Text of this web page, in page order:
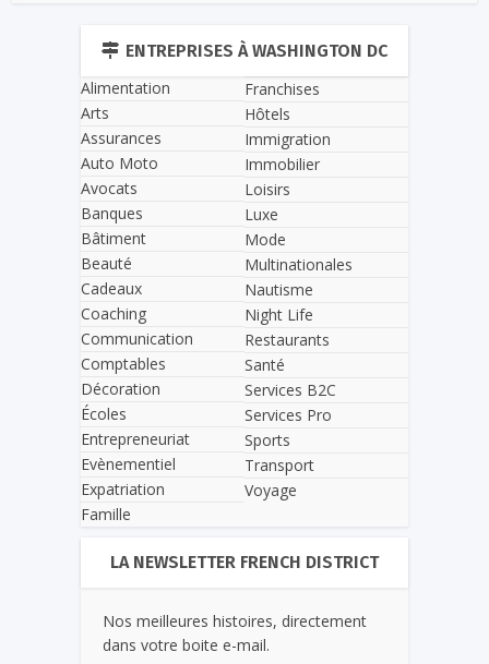
ENTREPRISES À WASHINGTON DC
Alimentation
Arts
Assurances
Auto Moto
Avocats
Banques
Bâtiment
Beauté
Cadeaux
Coaching
Communication
Comptables
Décoration
Écoles
Entrepreneuriat
Evènementiel
Expatriation
Famille
Franchises
Hôtels
Immigration
Immobilier
Loisirs
Luxe
Mode
Multinationales
Nautisme
Night Life
Restaurants
Santé
Services B2C
Services Pro
Sports
Transport
Voyage
LA NEWSLETTER FRENCH DISTRICT
Nos meilleures histoires, directement
dans votre boite e-mail.